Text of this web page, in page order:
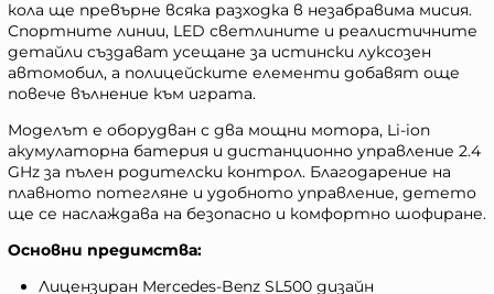
кола ще превърне всяка разходка в незабравима мисия.
Спортните линии, LED светлините и реалистичните
детайли създават усещане за истински луксозен
автомобил, а полицейските елементи добавят още
повече вълнение към играта.
Моделът е оборудван с два мощни мотора, Li-ion
акумулаторна батерия и дистанционно управление 2.4
GHz за пълен родителски контрол. Благодарение на
плавното потегляне и удобното управление, детето
ще се наслаждава на безопасно и комфортно шофиране.
Основни предимства:
Лицензиран Mercedes-Benz SL500 дизайн